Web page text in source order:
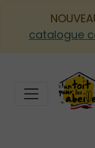
catalogue